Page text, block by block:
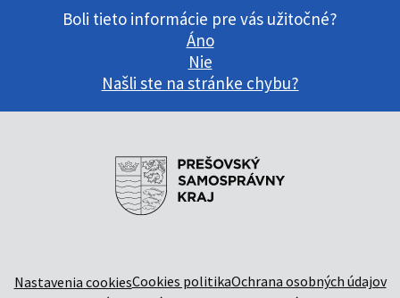
Boli tieto informácie pre vás užitočné?
Áno
Nie
Našli ste na stránke chybu?
Nastavenia cookiesCookies politikaOchrana osobných údajov